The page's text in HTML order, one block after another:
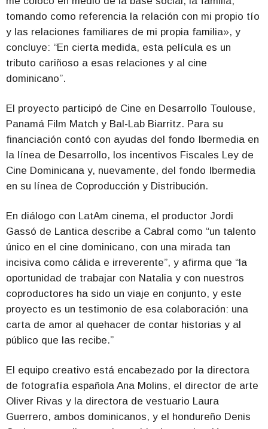
tomando como referencia la relación con mi propio tío
y las relaciones familiares de mi propia familia», y
concluye: “En cierta medida, esta película es un
tributo cariñoso a esas relaciones y al cine
dominicano”.
El proyecto participó de Cine en Desarrollo Toulouse,
Panamá Film Match y Bal-Lab Biarritz. Para su
financiación contó con ayudas del fondo Ibermedia en
la línea de Desarrollo, los incentivos Fiscales Ley de
Cine Dominicana y, nuevamente, del fondo Ibermedia
en su línea de Coproducción y Distribución.
En diálogo con LatAm cinema, el productor Jordi
Gassó de Lantica describe a Cabral como “un talento
único en el cine dominicano, con una mirada tan
incisiva como cálida e irreverente”, y afirma que “la
oportunidad de trabajar con Natalia y con nuestros
coproductores ha sido un viaje en conjunto, y este
proyecto es un testimonio de esa colaboración: una
carta de amor al quehacer de contar historias y al
público que las recibe.”
El equipo creativo está encabezado por la directora
de fotografía española Ana Molins, el director de arte ​​
Oliver Rivas y la directora de vestuario Laura
Guerrero, ambos dominicanos, y el hondureño Denis